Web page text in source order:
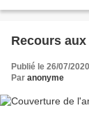
Recours
Publié le 26/07/
Par anonyme